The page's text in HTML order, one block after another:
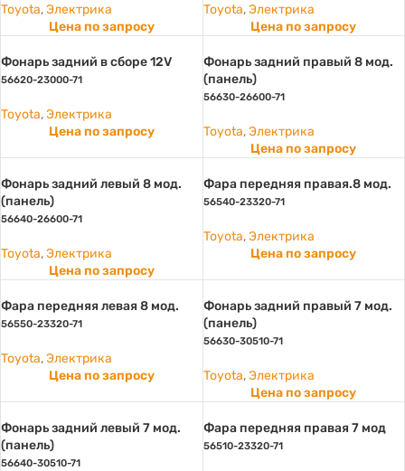
Toyota,Электрика
Цена по запросу
Toyota, Электрика
Цена по запросу
Фонарь задний в сборе 12V
56620-23000-71
Toyota,Электрика
Цена по запросу
Фонарь задний правый 8 мод.
(панель)
56630-26600-71
Toyota, Электрика
Цена по запросу
Фонарь задний левый 8 мод.
(панель)
56640-26600-71
Toyota,Электрика
Цена по запросу
Фара передняя правая.8 мод.
56540-23320-71
Toyota, Электрика
Цена по запросу
Фара передняя левая 8 мод.
56550-23320-71
Toyota,Электрика
Цена по запросу
Фонарь задний правый 7 мод.
(панель)
56630-30510-71
Toyota, Электрика
Цена по запросу
Фонарь задний левый 7 мод.
(панель)
56640-30510-71
Фара передняя правая 7 мод
56510-23320-71